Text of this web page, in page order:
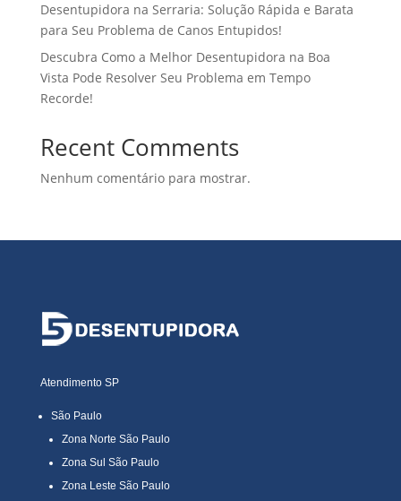
Desentupidora na Serraria: Solução Rápida e Barata
para Seu Problema de Canos Entupidos!
Descubra Como a Melhor Desentupidora na Boa
Vista Pode Resolver Seu Problema em Tempo
Recorde!
Recent Comments
Nenhum comentário para mostrar.
Atendimento SP
São Paulo
Zona Norte São Paulo
Zona Sul São Paulo
Zona Leste São Paulo